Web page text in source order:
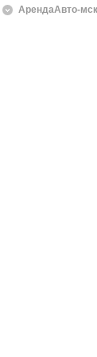
АрендаАвто-мск